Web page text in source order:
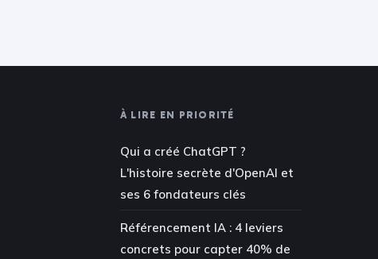
À LIRE EN PRIORITÉ
Qui a créé ChatGPT ?
L'histoire secrète d'OpenAI et
ses 6 fondateurs clés
Référencement IA : 4 leviers
concrets pour capter 40% de